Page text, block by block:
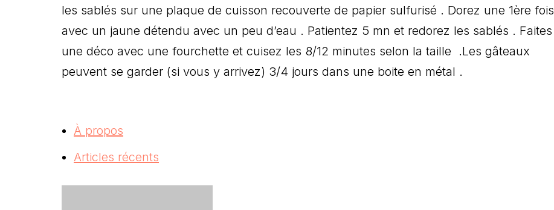
les sablés sur une plaque de cuisson recouverte de papier sulfurisé . Dorez une 1ère fois
avec un jaune détendu avec un peu dʼeau . Patientez 5 mn et redorez les sablés . Faites
une déco avec une fourchette et cuisez les 8/12 minutes selon la taille .Les gâteaux
peuvent se garder (si vous y arrivez) 3/4 jours dans une boite en métal .
À propos
Articles récents